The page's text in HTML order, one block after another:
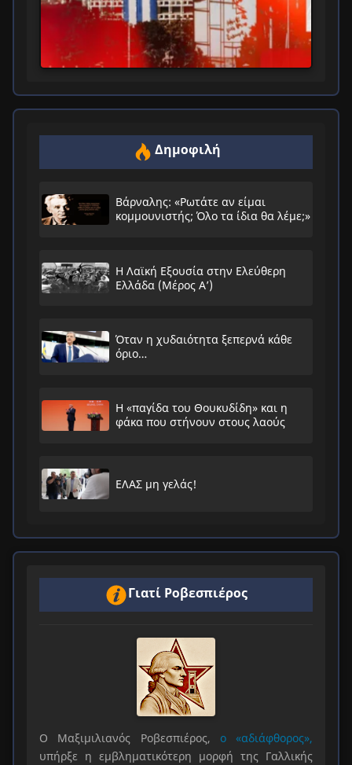
Δημοφιλή
Βάρναλης: «Ρωτάτε αν είμαι
κομμουνιστής; Όλο τα ίδια θα λέμε;»
Η Λαϊκή Εξουσία στην Ελεύθερη
Ελλάδα (Μέρος Α’)
Όταν η χυδαιότητα ξεπερνά κάθε
όριο…
Η «παγίδα του Θουκυδίδη» και η
φάκα που στήνουν στους λαούς
ΕΛΑΣ μη γελάς!
Γιατί Ροβεσπιέρος
Ο Μαξιμιλιανός Ροβεσπιέρος, ο «αδιάφθορος»,
υπήρξε η εμβληματικότερη μορφή της Γαλλικής